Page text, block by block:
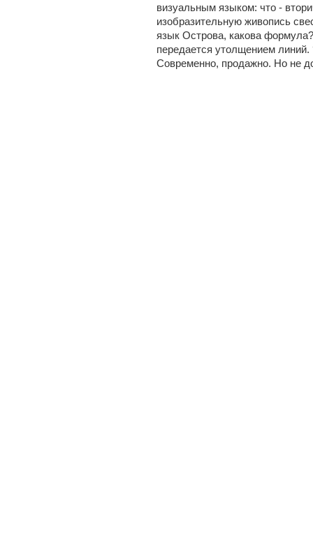
визуальным языком: что -
изобразительную живопись
язык Острова, какова
передается утолщением
Современно, продажно. Но не